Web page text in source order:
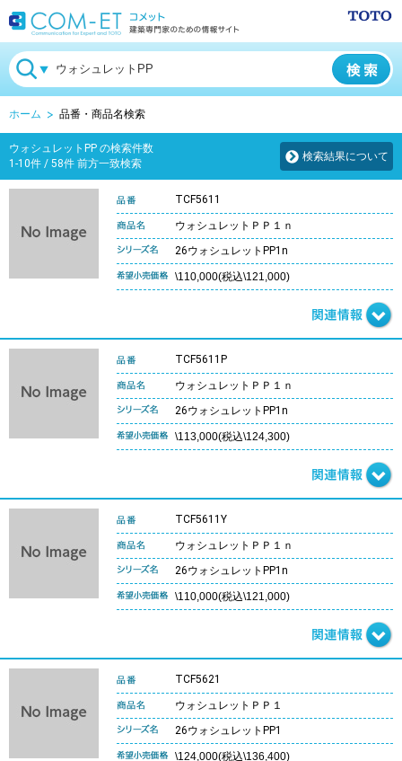
ホーム 品番・商品名検索
ウォシュレットPP の検索件数
1-10件 / 58件 前方一致検索
検索結果について
TCF5611
ウォシュレットＰＰ１ｎ
26ウォシュレットPP1n
\110,000(税込\121,000)
TCF5611P
ウォシュレットＰＰ１ｎ
26ウォシュレットPP1n
\113,000(税込\124,300)
TCF5611Y
ウォシュレットＰＰ１ｎ
26ウォシュレットPP1n
\110,000(税込\121,000)
TCF5621
ウォシュレットＰＰ１
26ウォシュレットPP1
\124,000(税込\136,400)